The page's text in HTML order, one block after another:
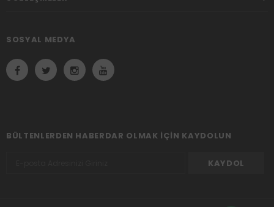
SOSYAL MEDYA
BÜLTENLERDEN HABERDAR OLMAK IÇIN KAYDOLUN